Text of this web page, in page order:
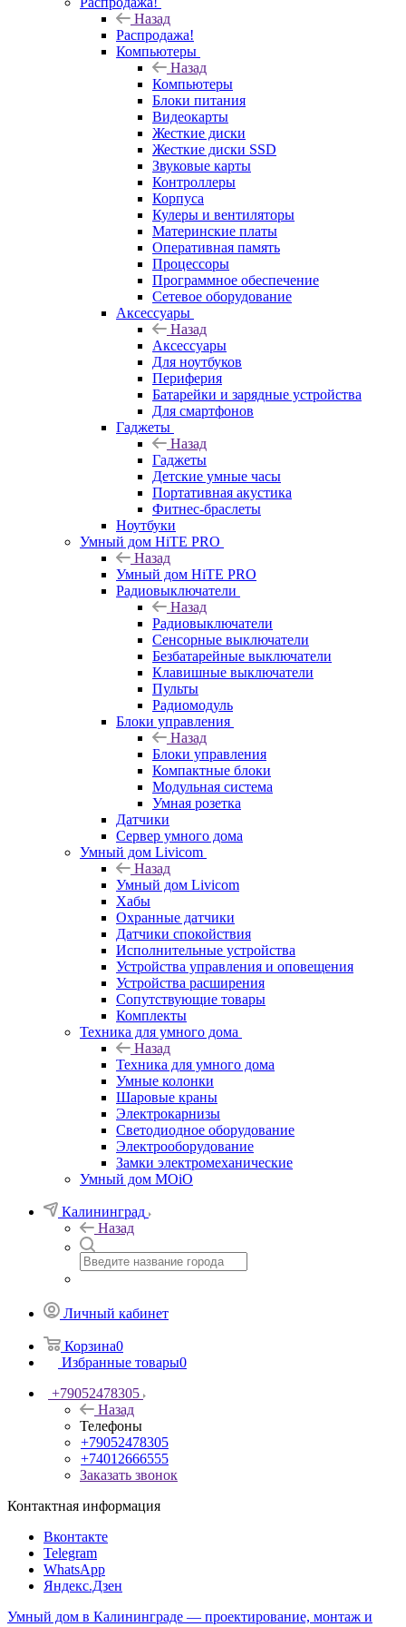
Назад
Распродажа!
Компьютеры
Назад
Компьютеры
Блоки питания
Видеокарты
Жесткие диски
Жесткие диски SSD
Звуковые карты
Контроллеры
Корпуса
Кулеры и вентиляторы
Материнские платы
Оперативная память
Процессоры
Программное обеспечение
Сетевое оборудование
Аксессуары
Назад
Аксессуары
Для ноутбуков
Периферия
Батарейки и зарядные устройства
Для смартфонов
Гаджеты
Назад
Гаджеты
Детские умные часы
Портативная акустика
Фитнес-браслеты
Ноутбуки
Умный дом HiTE PRO
Назад
Умный дом HiTE PRO
Радиовыключатели
Назад
Радиовыключатели
Сенсорные выключатели
Безбатарейные выключатели
Клавишные выключатели
Пульты
Радиомодуль
Блоки управления
Назад
Блоки управления
Компактные блоки
Модульная система
Умная розетка
Датчики
Сервер умного дома
Умный дом Livicom
Назад
Умный дом Livicom
Хабы
Охранные датчики
Датчики спокойствия
Исполнительные устройства
Устройства управления и оповещения
Устройства расширения
Сопутствующие товары
Комплекты
Техника для умного дома
Назад
Техника для умного дома
Умные колонки
Шаровые краны
Электрокарнизы
Светодиодное оборудование
Электрооборудование
Замки электромеханические
Умный дом MOiO
Калининград
Назад
Личный кабинет
Корзина0
Избранные товары0
+79052478305
Назад
Телефоны
+79052478305
+74012666555
Заказать звонок
Контактная информация
Вконтакте
Telegram
WhatsApp
Яндекс.Дзен
Умный дом в Калининграде — проектирование, монтаж и